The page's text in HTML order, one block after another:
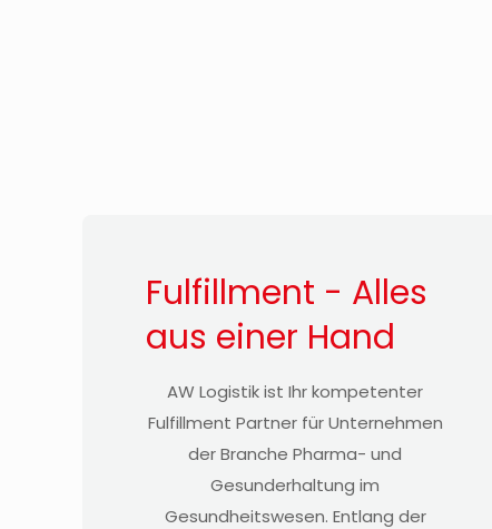
Fulfillment - Alles
aus einer Hand
AW Logistik ist Ihr kompetenter
Fulfillment Partner für Unternehmen
der Branche Pharma- und
Gesunderhaltung im
Gesundheitswesen. Entlang der